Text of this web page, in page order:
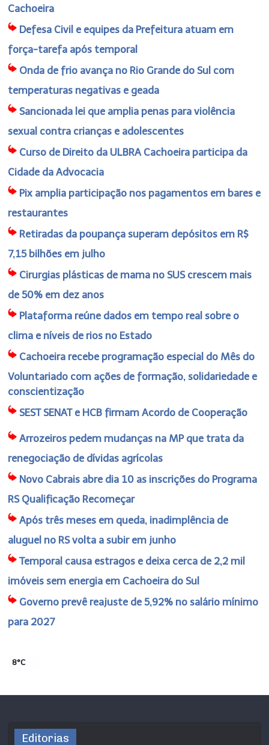
Cachoeira
Defesa Civil e equipes da Prefeitura atuam em
força-tarefa após temporal
Onda de frio avança no Rio Grande do Sul com
temperaturas negativas e geada
Sancionada lei que amplia penas para violência
sexual contra crianças e adolescentes
Curso de Direito da ULBRA Cachoeira participa da
Cidade da Advocacia
Pix amplia participação nos pagamentos em bares e
restaurantes
Retiradas da poupança superam depósitos em R$
7,15 bilhões em julho
Cirurgias plásticas de mama no SUS crescem mais
de 50% em dez anos
Plataforma reúne dados em tempo real sobre o
clima e níveis de rios no Estado
Cachoeira recebe programação especial do Mês do
Voluntariado com ações de formação, solidariedade e
conscientização
SEST SENAT e HCB firmam Acordo de Cooperação
Arrozeiros pedem mudanças na MP que trata da
renegociação de dívidas agrícolas
Novo Cabrais abre dia 10 as inscrições do Programa
RS Qualificação Recomeçar
Após três meses em queda, inadimplência de
aluguel no RS volta a subir em junho
Temporal causa estragos e deixa cerca de 2,2 mil
imóveis sem energia em Cachoeira do Sul
Governo prevê reajuste de 5,92% no salário mínimo
para 2027
8°C
Editorias